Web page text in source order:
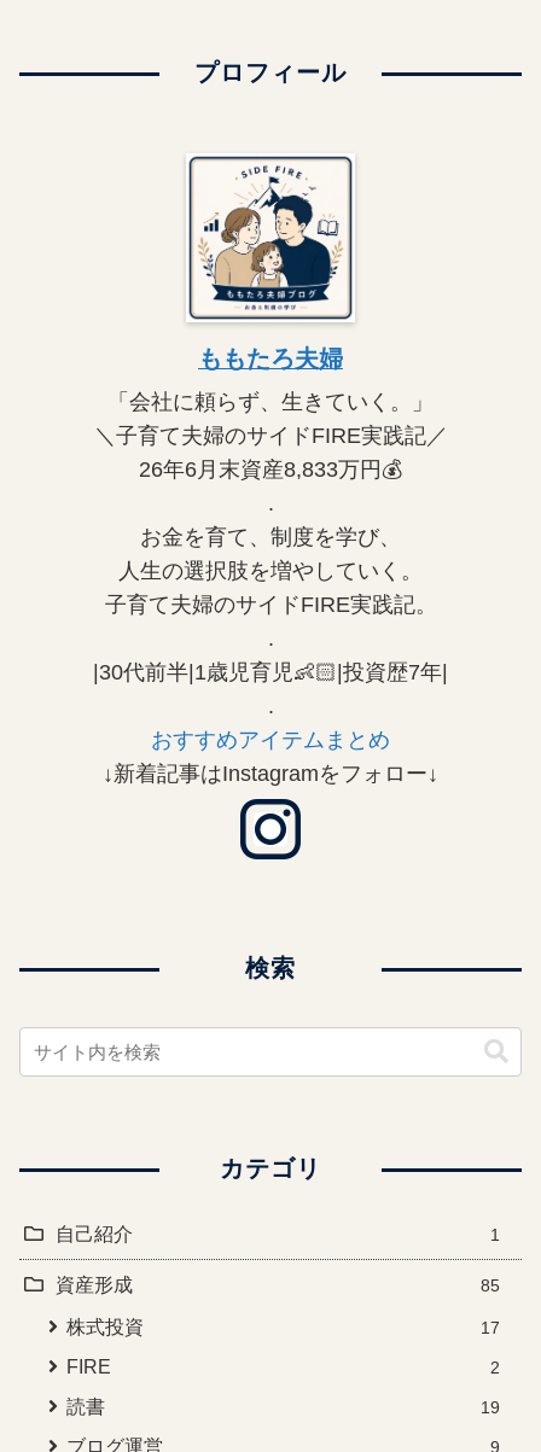
プロフィール
ももたろ夫婦
「会社に頼らず、生きていく。」
＼子育て夫婦のサイドFIRE実践記／
26年6月末資産8,833万円💰
.
お金を育て、制度を学び、
人生の選択肢を増やしていく。
子育て夫婦のサイドFIRE実践記。
.
|30代前半|1歳児育児👶🏻|投資歴7年|
.
おすすめアイテムまとめ
↓新着記事はInstagramをフォロー↓
検索
カテゴリ
自己紹介 1
資産形成 85
株式投資 17
FIRE 2
読書 19
ブログ運営 9